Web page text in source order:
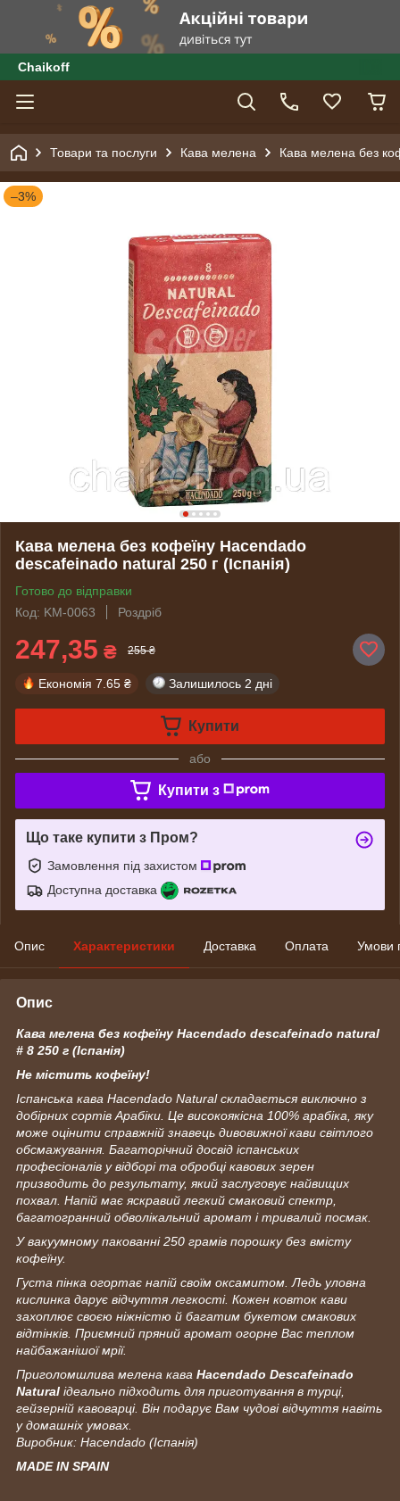
Сhaikoff
Товари та послуги Кава мелена Кава мелена без
–3%
Кава мелена без кофеїну Hacendado
descafeinado natural 250 г (Іспанія)
Готово до відправки
Код: KM-0063
Роздріб
247,35 ₴ 255 ₴
Економія 7.65 ₴ Залишилось 2 дні
Купити
або
Купити з
Що таке купити з Пром?
Замовлення під захистом
Доступна доставка
Опис Характеристики Доставка Оплата Умови
Опис
Кава мелена без кофеїну Hacendado descafeinado natural
# 8 250 г (Іспанія)
Не містить кофеїну!
Іспанська кава Hacendado Natural складається виключно з
добірних сортів Арабіки. Це високоякісна 100% арабіка, яку
може оцінити справжній знавець дивовижної кави світлого
обсмажування. Багаторічний досвід іспанських
професіоналів у відборі та обробці кавових зерен
призводить до результату, який заслуговує найвищих
похвал. Напій має яскравий легкий смаковий спектр,
багатогранний обволікальний аромат і тривалий посмак.
У вакуумному пакованні 250 грамів порошку без вмісту
кофеїну.
Густа пінка огортає напій своїм оксамитом. Ледь уловна
кислинка дарує відчуття легкості. Кожен ковток кави
захоплює своєю ніжністю й багатим букетом смакових
відтінків. Приємний пряний аромат огорне Вас теплом
найбажанішої мрії.
Приголомшлива мелена кава Hacendado Descafeinado
Natural ідеально підходить для приготування в турці,
гейзерній кавоварці. Він подарує Вам чудові відчуття навіть
у домашніх умовах.
Виробник: Hacendado (Іспанія)
MADE IN SPAIN